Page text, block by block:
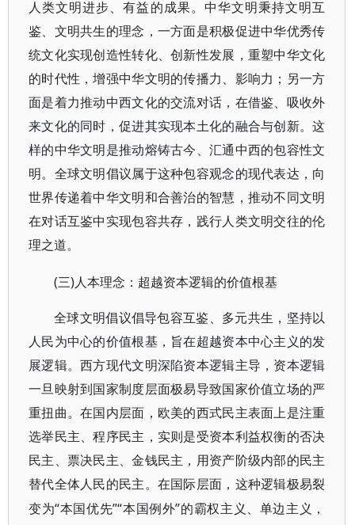
人类文明进步、有益的成果。中华文明秉持文明互
鉴、文明共生的理念，一方面是积极促进中华优秀传
统文化实现创造性转化、创新性发展，重塑中华文化
的时代性，增强中华文明的传播力、影响力；另一方
面是着力推动中西文化的交流对话，在借鉴、吸收外
来文化的同时，促进其实现本土化的融合与创新。这
样的中华文明是推动熔铸古今、汇通中西的包容性文
明。全球文明倡议属于这种包容观念的现代表达，向
世界传递着中华文明和合善治的智慧，推动不同文明
在对话互鉴中实现包容共存，践行人类文明交往的伦
理之道。
(三)人本理念：超越资本逻辑的价值根基
全球文明倡议倡导包容互鉴、多元共生，坚持以
人民为中心的价值根基，旨在超越资本中心主义的发
展逻辑。西方现代文明深陷资本逻辑主导，资本逻辑
一旦映射到国家制度层面极易导致国家价值立场的严
重扭曲。在国内层面，欧美的西式民主表面上是注重
选举民主、程序民主，实则是受资本利益权衡的否决
民主、票决民主、金钱民主，用资产阶级内部的民主
替代全体人民的民主。在国际层面，这种逻辑极易裂
变为“本国优先”“本国例外”的霸权主义、单边主义，